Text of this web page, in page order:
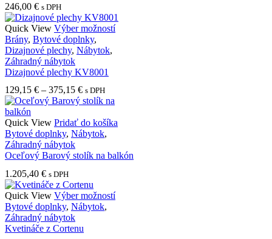
246,00 € s DPH
Quick View Výber možnostíTento
na
Brány, Bytové doplnky,
Dizajnové plechy, Nábytok,
Záhradný nábytok
Dizajnové plechy KV8001
129,15 € – 375,15 €Price
range:
through
375,15 €
s DPH
Quick View Pridať do košíka
Bytové doplnky, Nábytok,
Záhradný nábytok
Oceľový Barový stolík na balkón
1.205,40 € s DPH
Quick View Výber možnostíTento
Bytové doplnky, Nábytok,
Záhradný nábytok
Kvetináče z Cortenu